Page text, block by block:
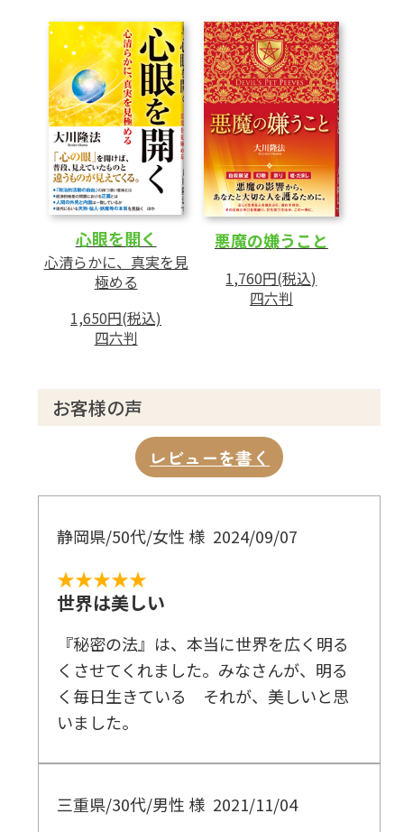
4 地球の科学ではまだ説明ができない宇宙
の秘密
5 真理の目から見た「降魔の本質」とは
第5章 信仰からの創造
──人類の危機を乗り越える秘密
1 世界で起きている予期せぬ事態
2 これから始まろうとしている奇跡の時代
3 経済的な恐慌を乗り越えるには
4 信仰の柱を打ち立て、繁栄の未来を実現
あとがき
心眼を開く
心清らかに、真実を見
極める
1,650円(税込)
四六判
悪魔の嫌うこと
1,760円(税込)
四六判
お客様の声
レビューを書く
静岡県/50代/女性 様 2024/09/07
★★★★★
世界は美しい
『秘密の法』は、本当に世界を広く明る
くさせてくれました。みなさんが、明る
く毎日生きている それが、美しいと思
いました。
三重県/30代/男性 様 2021/11/04